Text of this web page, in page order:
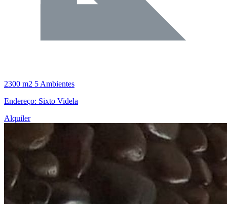
2300 m2 5 Ambientes
Endereço: Sixto Videla
Alquiler